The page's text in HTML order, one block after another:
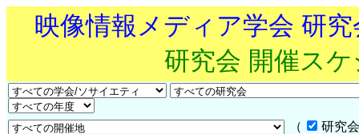
映像情報メディア学会 研
研究会 開催ス
（
研究